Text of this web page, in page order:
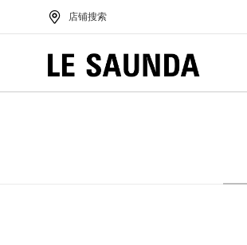
店铺搜索